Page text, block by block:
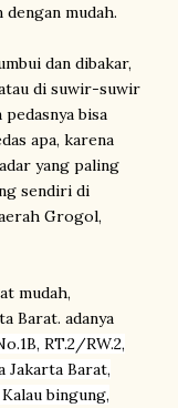
mudah.
dan dibakar,
di suwir-suwir
bisa
apa, karena
yang paling
sendiri di
Grogol,
mudah,
Barat. adanya
RT.2/RW.2,
Jakarta Barat,
bingung,